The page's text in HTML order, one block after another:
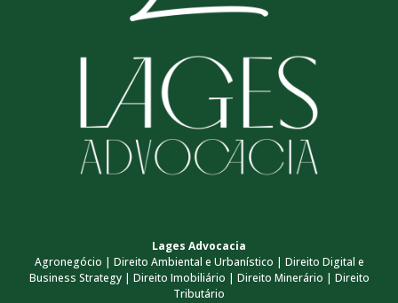
Lages Advocacia
Agronegócio | Direito Ambiental e Urbanístico | Direito Digital e
Business Strategy | Direito Imobiliário | Direito Minerário | Direito
Tributário